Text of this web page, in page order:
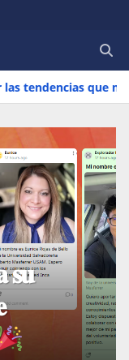
para conocer las